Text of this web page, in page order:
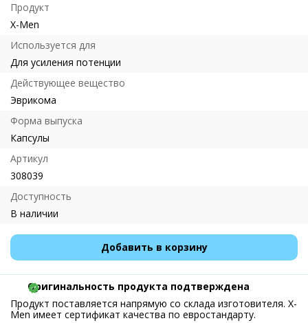
Продукт
X-Men
Используется для
Для усиления потенции
Действующее вещество
Эврикома
Форма выпуска
Капсулы
Артикул
308039
Доступность
В наличии
Добавить в корзину
Оригинальность продукта подтверждена
Продукт поставляется напрямую со склада изготовителя. X-
Men имеет сертификат качества по евростандарту.